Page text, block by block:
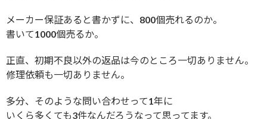
メーカー保証あると書かずに、800個売れるのか。
書いて1000個売るか。
正直、初期不良以外の返品は今のところ一切ありません。
修理依頼も一切ありません。
多分、そのような問い合わせって1年に
いくら多くても3件なんだろうなって思ってます。